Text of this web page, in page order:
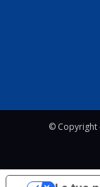
© Copyright